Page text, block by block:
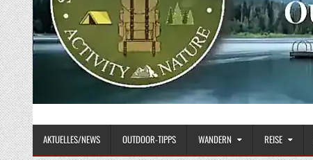
STAY WILD – OUTDOOR
AKTUELLES/NEWS OUTDOOR-TIPPS WANDERN REISE